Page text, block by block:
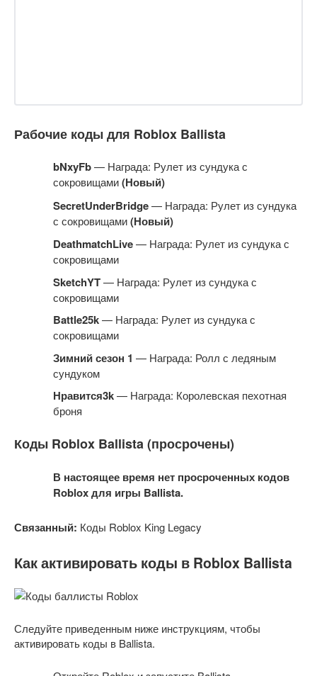
Рабочие коды для Roblox Ballista
bNxyFb— Награда: Рулет из сундука с
сокровищами(Новый)
SecretUnderBridge— Награда: Рулет из сундука
с сокровищами(Новый)
DeathmatchLive— Награда: Рулет из сундука с
сокровищами
SketchYT— Награда: Рулет из сундука с
сокровищами
Battle25k— Награда: Рулет из сундука с
сокровищами
Зимний сезон 1 — Награда: Ролл с ледяным
сундуком
Нравится3k— Награда: Королевская пехотная
броня
Коды Roblox Ballista (просрочены)
В настоящее время нет просроченных кодов
Roblox для игры Ballista.
Связанный: Коды Roblox King Legacy
Как активировать коды в Roblox Ballista
Следуйте приведенным ниже инструкциям, чтобы
активировать коды в Ballista.